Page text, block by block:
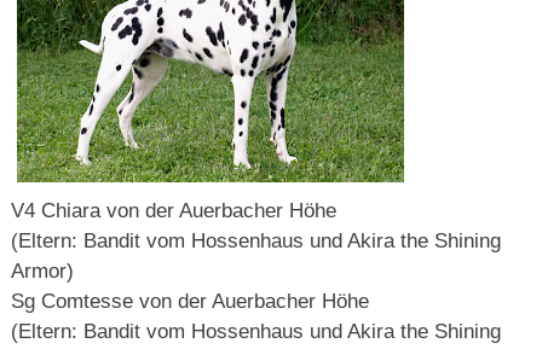
V4 Chiara von der Auerbacher Höhe
(Eltern: Bandit vom Hossenhaus und Akira the Shining
Armor)
Sg Comtesse von der Auerbacher Höhe
(Eltern: Bandit vom Hossenhaus und Akira the Shining